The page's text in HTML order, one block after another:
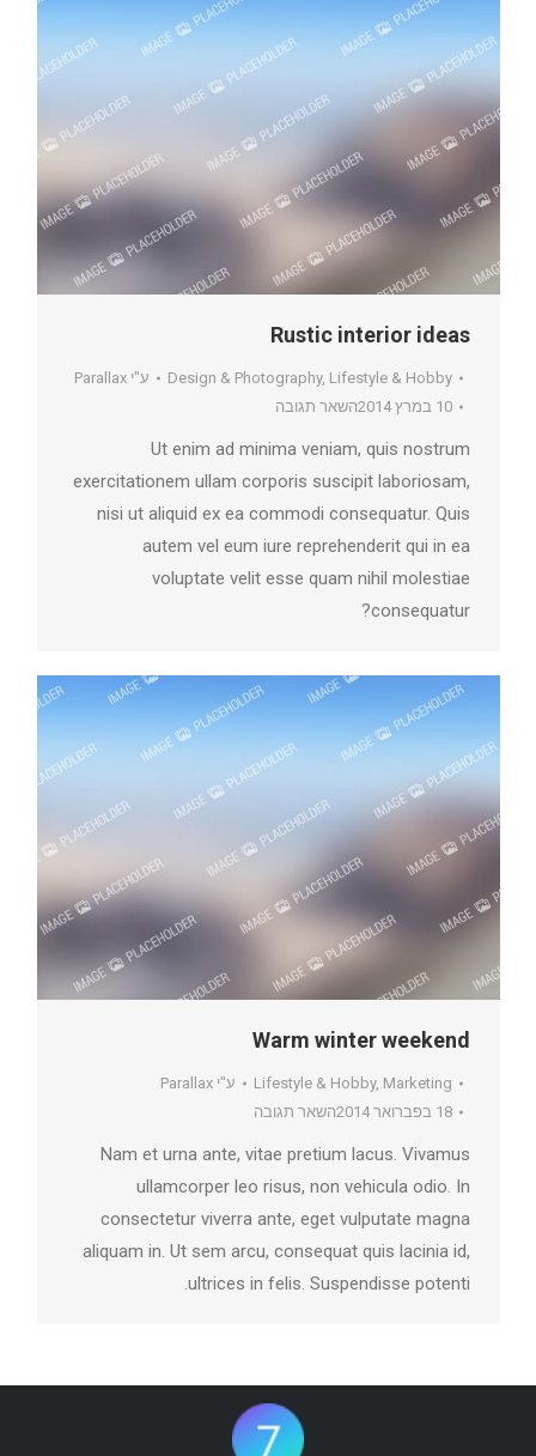
Rustic interior ideas
Design & Photography, Lifestyle & Hobby ע"י Parallax
10 במרץ 2014
השאר תגובה
Ut enim ad minima veniam, quis nostrum
exercitationem ullam corporis suscipit laboriosam,
nisi ut aliquid ex ea commodi consequatur. Quis
autem vel eum iure reprehenderit qui in ea
voluptate velit esse quam nihil molestiae
consequatur?
Warm winter weekend
Lifestyle & Hobby, Marketing ע"י Parallax
18 בפברואר 2014
השאר תגובה
Nam et urna ante, vitae pretium lacus. Vivamus
ullamcorper leo risus, non vehicula odio. In
consectetur viverra ante, eget vulputate magna
aliquam in. Ut sem arcu, consequat quis lacinia id,
ultrices in felis. Suspendisse potenti.